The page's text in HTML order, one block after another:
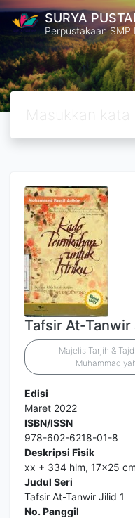
SURYA
Perpustakaan
Tafsir At-Tanwir
Majelis Tarjih &
Edisi
Maret 2022
ISBN/ISSN
978-602-6218-01-8
Deskripsi Fisik
xx + 334 hlm, 17x25 cm
Judul Seri
Tafsir At-Tanwir Jilid 1
No. Panggil